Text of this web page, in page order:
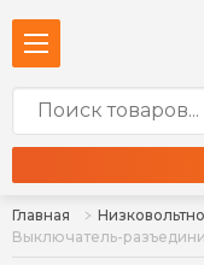
Главная
Выключатель-